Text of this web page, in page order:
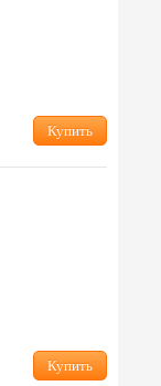
Купить
Купить